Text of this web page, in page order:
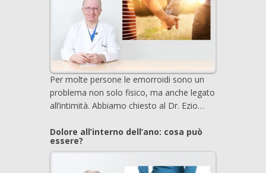
Per molte persone le emorroidi sono un
problema non solo fisico, ma anche legato
all’intimità. Abbiamo chiesto al Dr. Ezio…
Dolore all’interno dell’ano: cosa può
essere?